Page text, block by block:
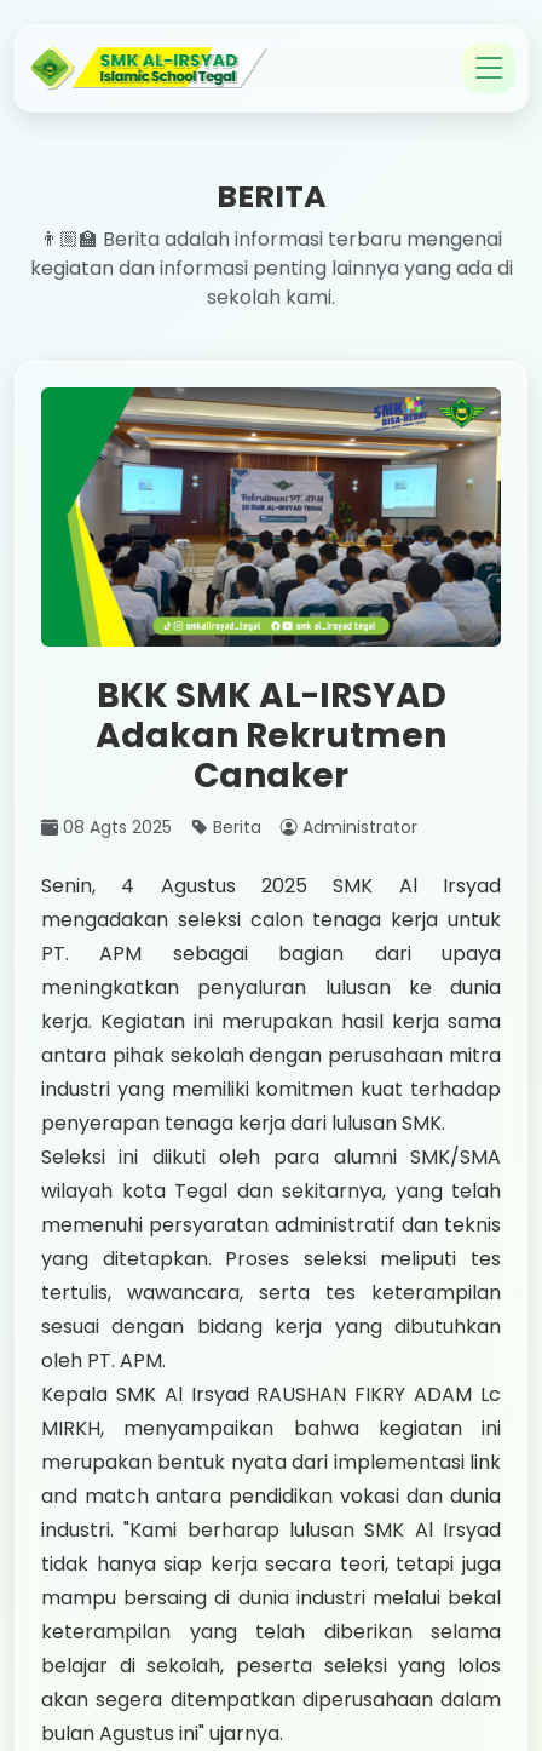
BERITA
👨🏼‍🏫 Berita adalah informasi terbaru mengenai
kegiatan dan informasi penting lainnya yang ada di
sekolah kami.
BKK SMK AL-IRSYAD
Adakan Rekrutmen
Canaker
08 Agts 2025 Berita Administrator
Senin, 4 Agustus 2025 SMK Al Irsyad
mengadakan seleksi calon tenaga kerja untuk
PT. APM sebagai bagian dari upaya
meningkatkan penyaluran lulusan ke dunia
kerja. Kegiatan ini merupakan hasil kerja sama
antara pihak sekolah dengan perusahaan mitra
industri yang memiliki komitmen kuat terhadap
penyerapan tenaga kerja dari lulusan SMK.
Seleksi ini diikuti oleh para alumni SMK/SMA
wilayah kota Tegal dan sekitarnya, yang telah
memenuhi persyaratan administratif dan teknis
yang ditetapkan. Proses seleksi meliputi tes
tertulis, wawancara, serta tes keterampilan
sesuai dengan bidang kerja yang dibutuhkan
oleh PT. APM.
Kepala SMK Al Irsyad RAUSHAN FIKRY ADAM Lc
MIRKH, menyampaikan bahwa kegiatan ini
merupakan bentuk nyata dari implementasi link
and match antara pendidikan vokasi dan dunia
industri. "Kami berharap lulusan SMK Al Irsyad
tidak hanya siap kerja secara teori, tetapi juga
mampu bersaing di dunia industri melalui bekal
keterampilan yang telah diberikan selama
belajar di sekolah, peserta seleksi yang lolos
akan segera ditempatkan diperusahaan dalam
bulan Agustus ini" ujarnya.